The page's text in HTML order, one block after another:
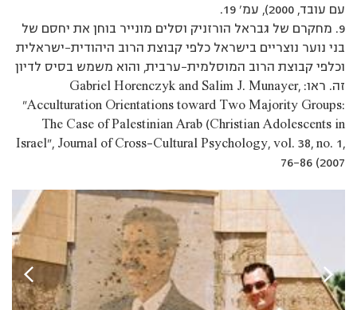
עם עובד, 2000), עמ’ 19.
9. מחקרם של גבראל הורזניק וסלים מונייר בוחן את יחסם של
בני נוער נוצריים בישראל כלפי קבוצת הרוב היהודית-ישראלית
וכלפי קבוצת הרוב המוסלמית-ערבית, והוא משמש בסיס לדיון
זה. ראו: Gabriel Horenczyk and Salim J. Munayer,
”Acculturation Orientations toward Two Majority Groups:
The Case of Palestinian Arab (Christian Adolescents in
Israel”, Journal of Cross-Cultural Psychology, vol. 38, no. 1,
76-86 (2007